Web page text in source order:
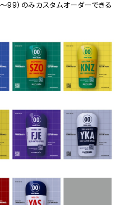
99）のみカスタムオーダーできる